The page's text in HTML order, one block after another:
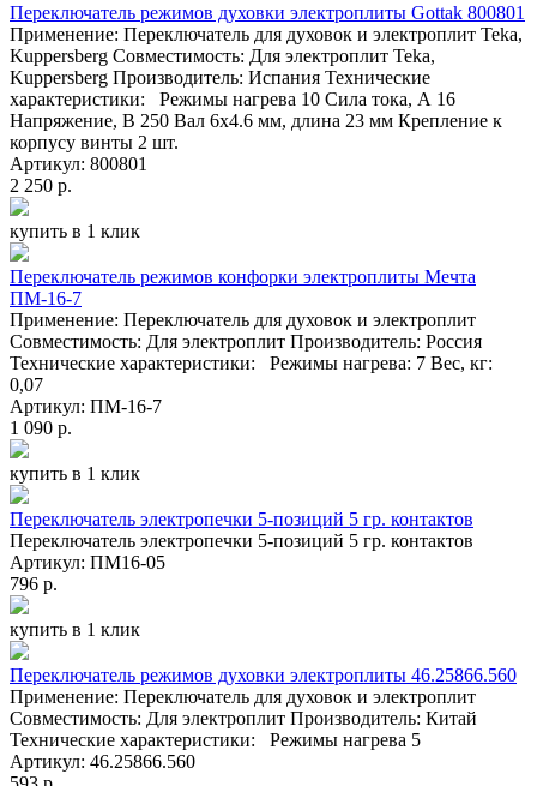
Переключатель режимов духовки электроплиты Gottak 800801
Применение: Переключатель для духовок и электроплит Teka,
Kuppersberg Совместимость: Для электроплит Teka,
Kuppersberg Производитель: Испания Технические
характеристики: Режимы нагрева 10 Сила тока, А 16
Напряжение, В 250 Вал 6x4.6 мм, длина 23 мм Крепление к
корпусу винты 2 шт.
Артикул: 800801
2 250 р.
купить в 1 клик
Переключатель режимов конфорки электроплиты Мечта
ПМ-16-7
Применение: Переключатель для духовок и электроплит
Совместимость: Для электроплит Производитель: Россия
Технические характеристики: Режимы нагрева: 7 Вес, кг:
0,07
Артикул: ПМ-16-7
1 090 р.
купить в 1 клик
Переключатель электропечки 5-позиций 5 гр. контактов
Переключатель электропечки 5-позиций 5 гр. контактов
Артикул: ПМ16-05
796 р.
купить в 1 клик
Переключатель режимов духовки электроплиты 46.25866.560
Применение: Переключатель для духовок и электроплит
Совместимость: Для электроплит Производитель: Китай
Технические характеристики: Режимы нагрева 5
Артикул: 46.25866.560